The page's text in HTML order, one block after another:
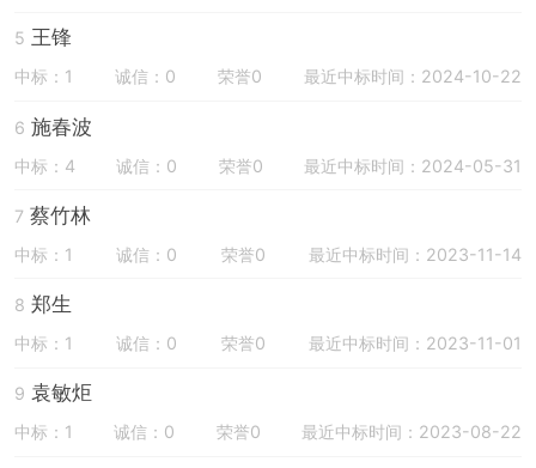
5 王锋
中标：1 诚信：0 荣誉0 最近中标时间：2024-10-22
6 施春波
中标：4 诚信：0 荣誉0 最近中标时间：2024-05-31
7 蔡竹林
中标：1 诚信：0 荣誉0 最近中标时间：2023-11-14
8 郑生
中标：1 诚信：0 荣誉0 最近中标时间：2023-11-01
9 袁敏炬
中标：1 诚信：0 荣誉0 最近中标时间：2023-08-22